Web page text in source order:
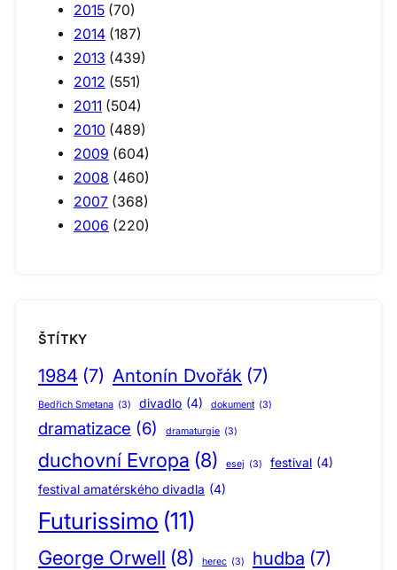
2015 (70)
2014 (187)
2013 (439)
2012 (551)
2011 (504)
2010 (489)
2009 (604)
2008 (460)
2007 (368)
2006 (220)
ŠTÍTKY
1984 (7) Antonín Dvořák (7)
Bedřich Smetana (3) divadlo (4) dokument (3)
dramatizace (6) dramaturgie (3)
duchovní Evropa (8) esej (3) festival (4)
festival amatérského divadla (4)
Futurissimo (11)
George Orwell (8) herec (3) hudba (7)